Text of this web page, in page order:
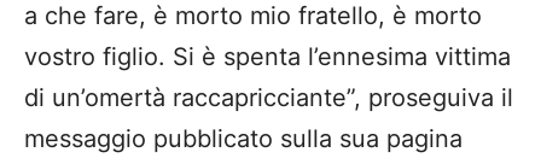
a che fare, è morto mio fratello, è morto
vostro figlio. Si è spenta l’ennesima vittima
di un’omertà raccapricciante”, proseguiva il
messaggio pubblicato sulla sua pagina